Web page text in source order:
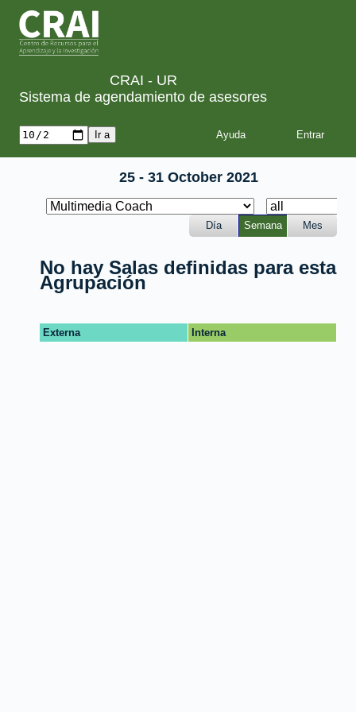
CRAI - UR
Sistema de agendamiento de asesores
Ayuda
25 - 31 October 2021
Día Semana Mes
No hay Salas definidas para esta
Agrupación
Externa Interna